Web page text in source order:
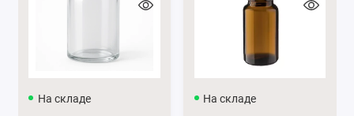
обеспечивает надежное закрытие и
Универсальность:
Отлично подходит для
материала и имеет долгий срок службы.
На складе На складе